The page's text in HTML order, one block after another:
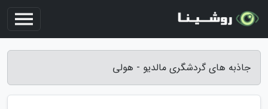
جاذبه های گردشگری مالدیو - هولی